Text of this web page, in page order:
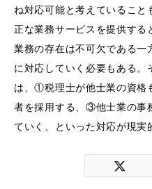
ね対応可能と考えていること
正な業務サービスを提供する
業務の存在は不可欠である一
に対応していく必要もある
は、①税理士が他士業の資
者を採用する、③他士業の事
ていく、といった対応が現実